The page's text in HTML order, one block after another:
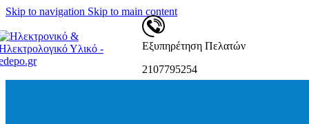
Skip to navigation Skip to main content
Εξυπηρέτηση Πελατών
2107795254
Ταινίες Μονωτικές – Συσκευασίας
Ατσαλίνες
Λαμπτήρες
Λαμπτήρες Φθορισμού
Λαμπτήρες Φθορισμού PL
Λαμπτήρες Φθορισμού – Κυκλικοί